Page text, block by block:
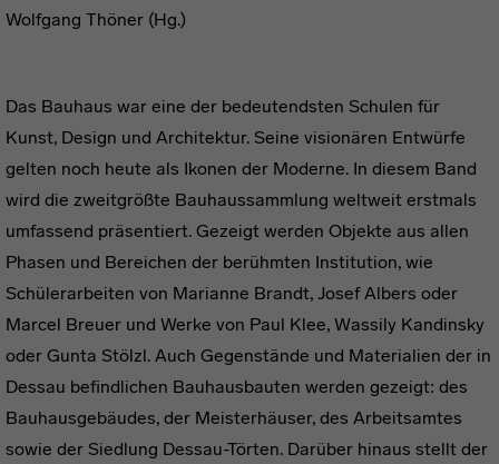
Wolfgang Thöner (Hg.)
Das Bauhaus war eine der bedeutendsten Schulen für
Kunst, Design und Architektur. Seine visionären Entwürfe
gelten noch heute als Ikonen der Moderne. In diesem Band
wird die zweitgrößte Bauhaussammlung weltweit erstmals
umfassend präsentiert. Gezeigt werden Objekte aus allen
Phasen und Bereichen der berühmten Institution, wie
Schülerarbeiten von Marianne Brandt, Josef Albers oder
Marcel Breuer und Werke von Paul Klee, Wassily Kandinsky
oder Gunta Stölzl. Auch Gegenstände und Materialien der in
Dessau befindlichen Bauhausbauten werden gezeigt: des
Bauhausgebäudes, der Meisterhäuser, des Arbeitsamtes
sowie der Siedlung Dessau-Törten. Darüber hinaus stellt der